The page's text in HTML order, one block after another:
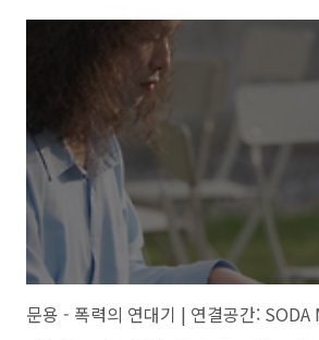
보조 스태프 - 홍종화 영상 - 유영균(STUDIO2F)
스태프 - 황진규 음향 - 곽동준(K-SOUND) 음향
김민정 운영 매니저, 김채린 도슨트 [ 전시 ] 《불
들에게(Us and Them)》 주최·주관 - 문타라엔터
미술관,..